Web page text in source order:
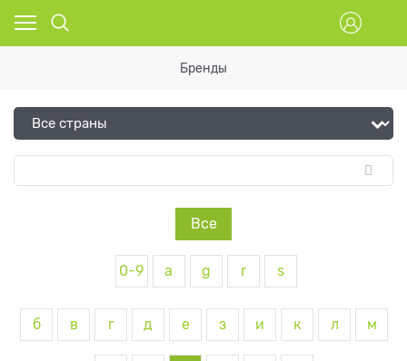
Бренды
Все
0-9 a g r s
б в г д е з и к л м